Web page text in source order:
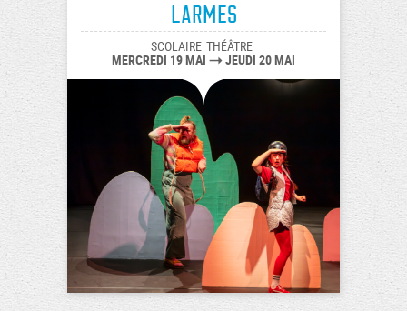
Larmes
SCOLAIRE THÉÂTRE
MERCREDI 19 MAI JEUDI 20 MAI